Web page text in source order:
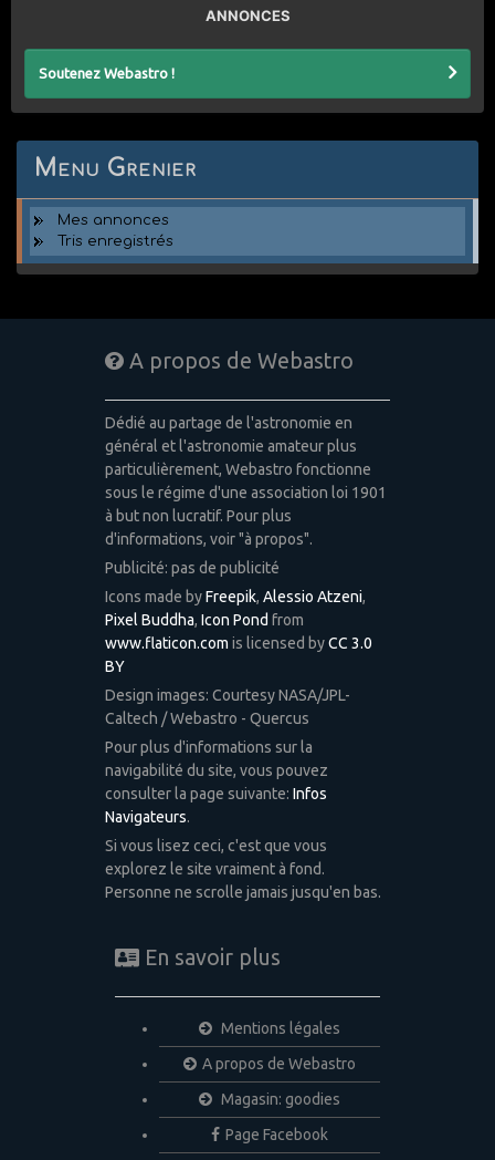
ANNONCES
Soutenez Webastro !
Menu Grenier
Mes annonces
Tris enregistrés
A propos de Webastro
Dédié au partage de l'astronomie en
général et l'astronomie amateur plus
particulièrement, Webastro fonctionne
sous le régime d'une association loi 1901
à but non lucratif. Pour plus
d'informations, voir "à propos".
Publicité: pas de publicité
Icons made byFreepik, Alessio Atzeni,
Pixel Buddha, Icon Pond from
www.flaticon.com is licensed byCC 3.0
BY
Design images: Courtesy NASA/JPL-
Caltech / Webastro - Quercus
Pour plus d'informations sur la
navigabilité du site, vous pouvez
consulter la page suivante: Infos
Navigateurs.
Si vous lisez ceci, c'est que vous
explorez le site vraiment à fond.
Personne ne scrolle jamais jusqu'en bas.
En savoir plus
Mentions légales
A propos de Webastro
Magasin: goodies
Page Facebook